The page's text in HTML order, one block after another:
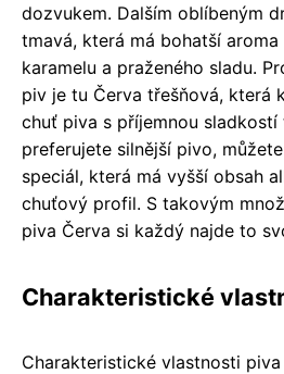
dozvukem. Dalším oblíbeným
tmavá, která má bohatší
karamelu a praženého sladu.
piv je tu Červa třešňová, která
chuť piva s příjemnou sladkostí
preferujete silnější pivo,
speciál, která má vyšší obsah
chuťový profil. S takovým
piva Červa si každý najde to
Charakteristické
Charakteristické vlastnosti